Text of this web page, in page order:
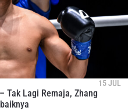
15 JUL
Tak Lagi Remaja, Zhang